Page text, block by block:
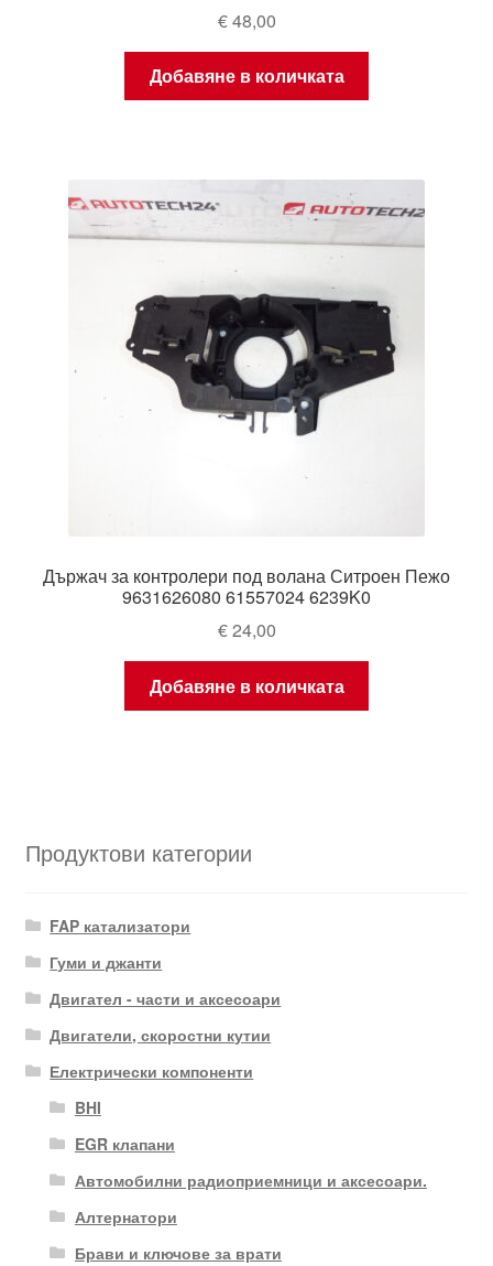
€48,00
Добавяне в количката
Държач за контролери под волана Ситроен Пежо
9631626080 61557024 6239K0
€24,00
Добавяне в количката
Продуктови категории
FAP катализатори
Гуми и джанти
Двигател - части и аксесоари
Двигатели, скоростни кутии
Електрически компоненти
BHI
EGR клапани
Автомобилни радиоприемници и аксесоари.
Алтернатори
Брави и ключове за врати